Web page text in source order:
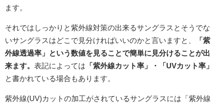
ます。
それではしっかりと紫外線対策の出来るサングラスとそうでな
いサングラスはどこで見分ければいいのかと言いますと、
「紫
外線透過率」という数値を見ることで簡単に見分けることが出
来ます。 表記によっては 「紫外線カット率」・「UVカット率」
と書かれている場合もあります。
紫外線(UV)カットの加工がされているサングラスには「紫外線